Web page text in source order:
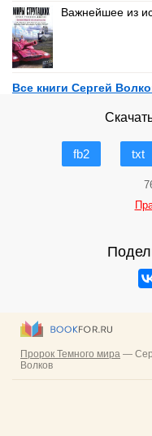
Важнейшее из
Все книги Сергей
fb2 txt